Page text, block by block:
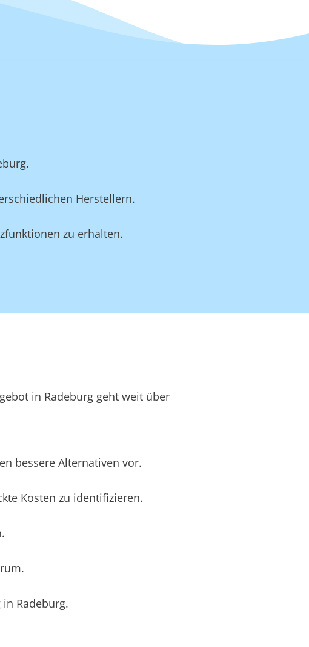
Herstellern.
zu erhalten.
in Radeburg geht weit über
bessere Alternativen vor.
Kosten zu identifizieren.
Radeburg.